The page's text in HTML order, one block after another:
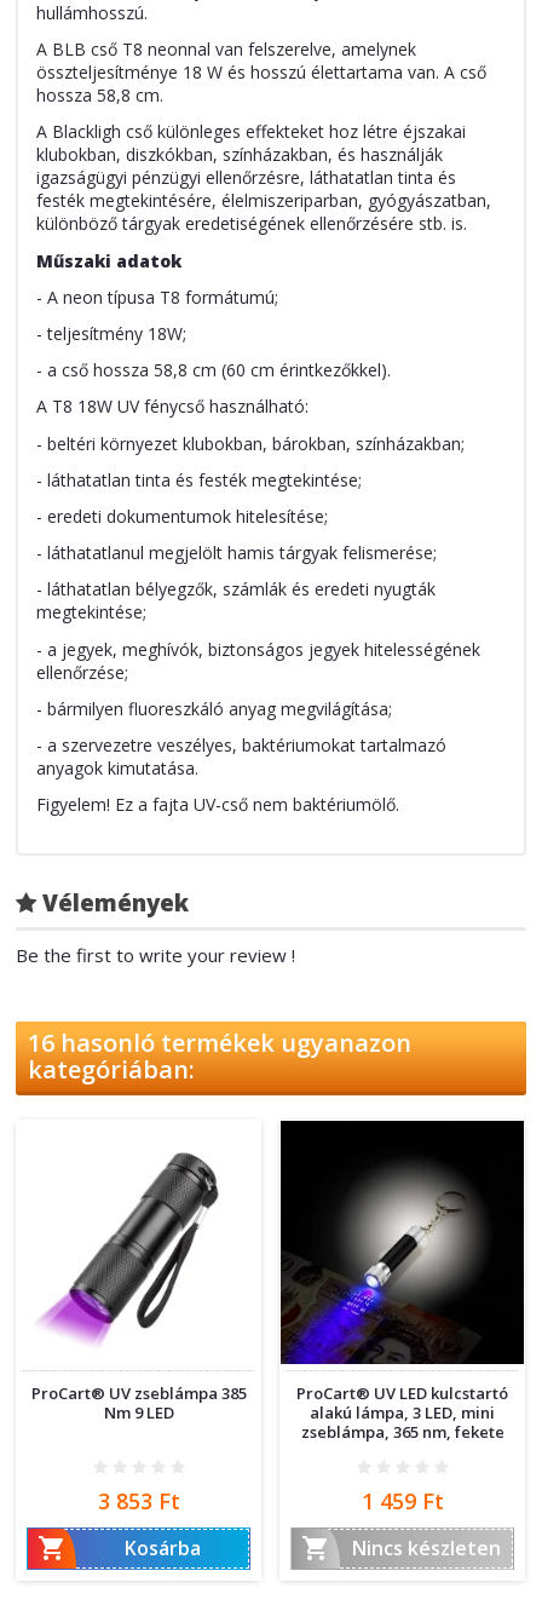
hullámhosszú.
A BLB cső T8 neonnal van felszerelve, amelynek
összteljesítménye 18 W és hosszú élettartama van. A cső
hossza 58,8 cm.
A Blackligh cső különleges effekteket hoz létre éjszakai
klubokban, diszkókban, színházakban, és használják
igazságügyi pénzügyi ellenőrzésre, láthatatlan tinta és
festék megtekintésére, élelmiszeriparban, gyógyászatban,
különböző tárgyak eredetiségének ellenőrzésére stb. is.
Műszaki adatok
- A neon típusa T8 formátumú;
- teljesítmény 18W;
- a cső hossza 58,8 cm (60 cm érintkezőkkel).
A T8 18W UV fénycső használható:
- beltéri környezet klubokban, bárokban, színházakban;
- láthatatlan tinta és festék megtekintése;
- eredeti dokumentumok hitelesítése;
- láthatatlanul megjelölt hamis tárgyak felismerése;
- láthatatlan bélyegzők, számlák és eredeti nyugták
megtekintése;
- a jegyek, meghívók, biztonságos jegyek hitelességének
ellenőrzése;
- bármilyen fluoreszkáló anyag megvilágítása;
- a szervezetre veszélyes, baktériumokat tartalmazó
anyagok kimutatása.
Figyelem! Ez a fajta UV-cső nem baktériumölő.
Vélemények
Be the first to write your review !
16 hasonló termékek ugyanazon
kategóriában:
ProCart® UV zseblámpa 385
Nm 9 LED
Ár
3 853 Ft

Kosárba
ProCart® UV LED kulcstartó
alakú lámpa, 3 LED, mini
zseblámpa, 365 nm, fekete
Ár
1 459 Ft

Nincs készleten